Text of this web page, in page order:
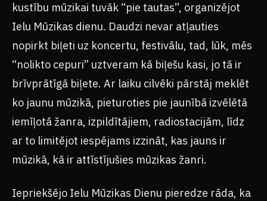
kustību mūzikai tuvāk “pie tautas”, organizējot
Ielu Mūzikas dienu. Daudzi nevar atļauties
nopirkt biļeti uz koncertu, festivālu, tad, lūk, mēs
“nolikto cepuri” uztveram kā biļešu kasi, jo tā ir
brīvprātīgā biļete. Ar laiku cilvēki pārstāj meklēt
ko jaunu mūzikā, pieturoties pie jaunībā izvēlētā
iemīļotā žanra, izpildītājiem, radiostacijām, līdz
ar to limitējot iespējams izzināt, kas jauns ir
mūzikā, kā ir attīstījušies mūzikas žanri.
Iepriekšējo Ielu Mūzikas Dienu pieredze rāda, ka
LIVE · ROCK RADIO
Rock Radio Latvia
SĀKUMS RAKSTI RADIO